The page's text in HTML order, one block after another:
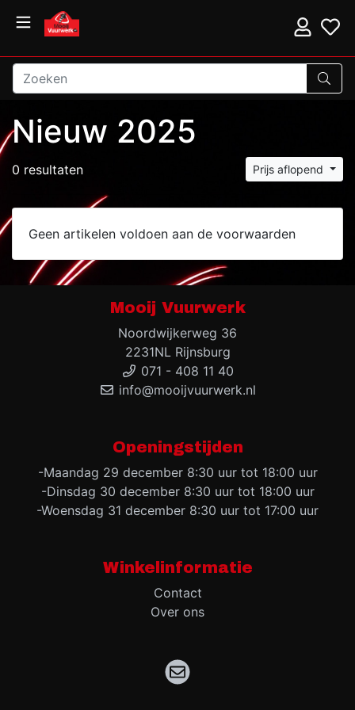
Nieuw 2025
0 resultaten Prijs aflopend
Geen artikelen voldoen aan de voorwaarden
Mooij Vuurwerk
Noordwijkerweg 36
2231NL Rijnsburg
071 - 408 11 40
info@mooijvuurwerk.nl
Openingstijden
-Maandag 29 december 8:30 uur tot 18:00 uur
-Dinsdag 30 december 8:30 uur tot 18:00 uur
-Woensdag 31 december 8:30 uur tot 17:00 uur
Winkelinformatie
Contact
Over ons